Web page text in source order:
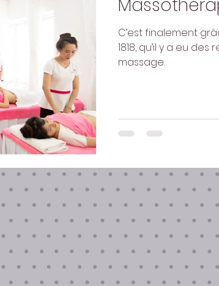
C’est finalement
1818, qu’il y a eu
massage.